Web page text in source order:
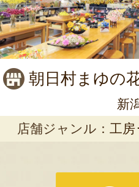
朝日村まゆの
新
店舗ジャンル： 工房